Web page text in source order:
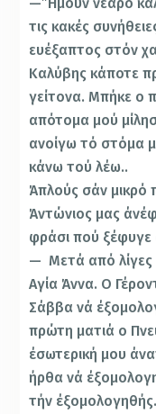
τις κακές
ευέξαπτος στόν
Καλύβης κάποτε
γείτονα. Μπήκε ο
απότομα μού
ανοίγω τό στόμα
κάνω τού λέω..
Άπλούς σάν μικρό
Άντώνιος μας
φράσι πού
— Μετά από λίγες
Αγία Άννα. Ο
Σάββα νά
πρώτη ματιά ο
έσωτερική μου
ήρθα νά
τήν